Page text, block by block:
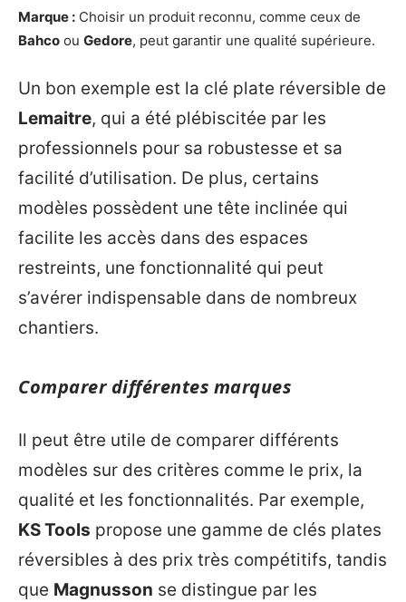
Marque : Choisir un produit reconnu, comme ceux de
Bahco ou Gedore, peut garantir une qualité supérieure.
Un bon exemple est la clé plate réversible de
Lemaitre, qui a été plébiscitée par les
professionnels pour sa robustesse et sa
facilité d’utilisation. De plus, certains
modèles possèdent une tête inclinée qui
facilite les accès dans des espaces
restreints, une fonctionnalité qui peut
s’avérer indispensable dans de nombreux
chantiers.
Comparer différentes marques
Il peut être utile de comparer différents
modèles sur des critères comme le prix, la
qualité et les fonctionnalités. Par exemple,
KS Tools propose une gamme de clés plates
réversibles à des prix très compétitifs, tandis
que Magnusson se distingue par les